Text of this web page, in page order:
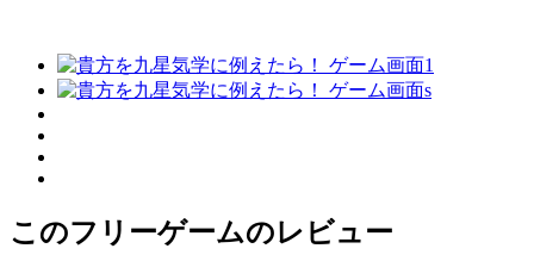
このフリーゲームのレビュー